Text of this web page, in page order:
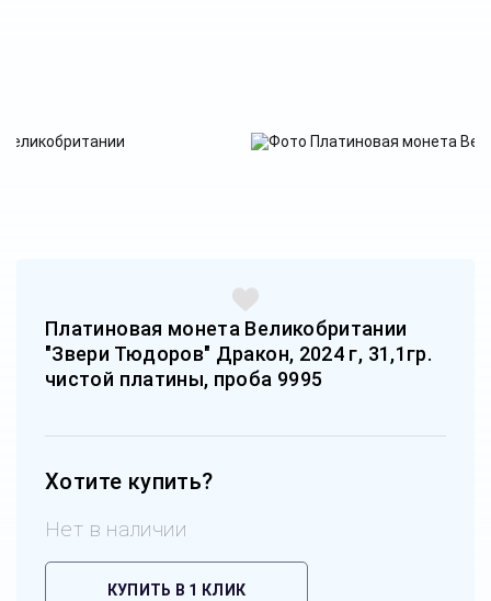
Платиновая монета Великобритании
"Звери Тюдоров" Дракон, 2024 г, 31,1гр.
чистой платины, проба 9995
Хотите купить?
Нет в наличии
КУПИТЬ В 1 КЛИК